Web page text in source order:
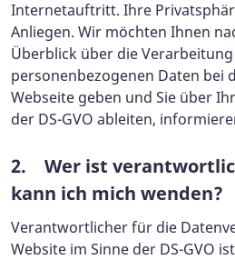
Internetauftritt. Ihre
Anliegen. Wir möchten Ihnen
Überblick über die
personenbezogenen Daten bei
Webseite geben und Sie über
der DS-GVO ableiten,
2. Wer ist
kann ich mich wenden?
Verantwortlicher für die
Website im Sinne der DS-GVO